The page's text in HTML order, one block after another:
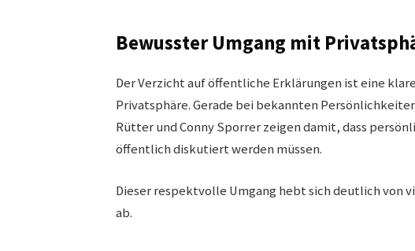
Bewusster Umgang mit
Der Verzicht auf öffentliche Erklärungen ist eine
Privatsphäre. Gerade bei bekannten
Rütter und Conny Sporrer zeigen damit, dass
öffentlich diskutiert werden müssen.
Dieser respektvolle Umgang hebt sich deutlich von
ab.